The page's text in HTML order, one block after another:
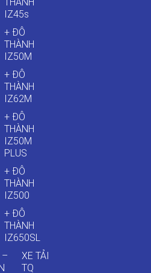
IZ45s
+ ĐÔ
THÀNH
IZ50M
+ ĐÔ
THÀNH
IZ62M
+ ĐÔ
THÀNH
IZ50M
PLUS
+ ĐÔ
THÀNH
IZ500
+ ĐÔ
THÀNH
IZ650SL
–
XE TẢI
TQ